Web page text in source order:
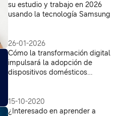
su estudio y trabajo en 2026
usando la tecnología Samsung
26-01-2026
Cómo la transformación digital
impulsará la adopción de
dispositivos domésticos
15-10-2020
¿Interesado en aprender a